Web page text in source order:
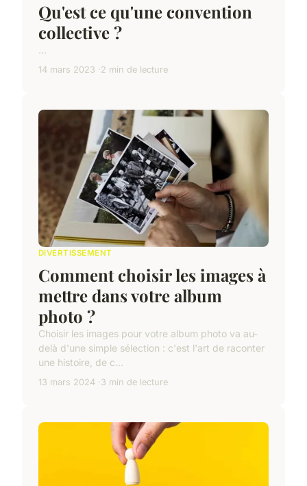
Qu'est ce qu'une convention
collective ?
...
14 mars 2023 2 min de lecture
DIVERTISSEMENT
Comment choisir les images à
mettre dans votre album
photo ?
Choisir les images pour votre album photo va au-
delà d'une simple sélection : c'est l'art de raconter
une histoire, de c...
13 mars 2024 3 min de lecture